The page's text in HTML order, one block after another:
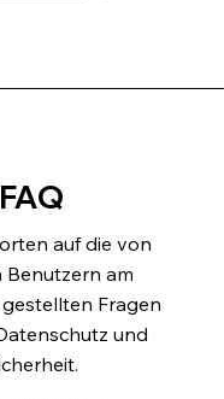
FAQ
auf die von
Benutzern am
Fragen
und